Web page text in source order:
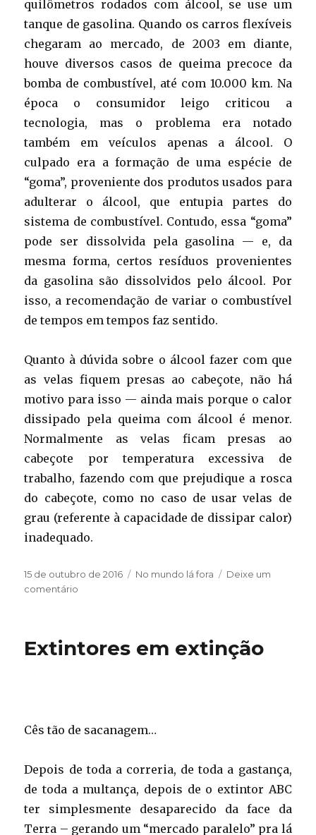
quilômetros rodados com álcool, se use um
tanque de gasolina. Quando os carros flexíveis
chegaram ao mercado, de 2003 em diante,
houve diversos casos de queima precoce da
bomba de combustível, até com 10.000 km. Na
época o consumidor leigo criticou a
tecnologia, mas o problema era notado
também em veículos apenas a álcool. O
culpado era a formação de uma espécie de
“goma”, proveniente dos produtos usados para
adulterar o álcool, que entupia partes do
sistema de combustível. Contudo, essa “goma”
pode ser dissolvida pela gasolina — e, da
mesma forma, certos resíduos provenientes
da gasolina são dissolvidos pelo álcool. Por
isso, a recomendação de variar o combustível
de tempos em tempos faz sentido.
Quanto à dúvida sobre o álcool fazer com que
as velas fiquem presas ao cabeçote, não há
motivo para isso — ainda mais porque o calor
dissipado pela queima com álcool é menor.
Normalmente as velas ficam presas ao
cabeçote por temperatura excessiva de
trabalho, fazendo com que prejudique a rosca
do cabeçote, como no caso de usar velas de
grau (referente à capacidade de dissipar calor)
inadequado.
Publicado
em
15 de outubro de 2016 Categorias
No mundo lá fora
Deixe um
comentário
o
limpo
Extintores em extinção
Cês tão de sacanagem…
Depois de toda a correria, de toda a gastança,
de toda a multança, depois de o extintor ABC
ter simplesmente desaparecido da face da
Terra – gerando um “mercado paralelo” pra lá